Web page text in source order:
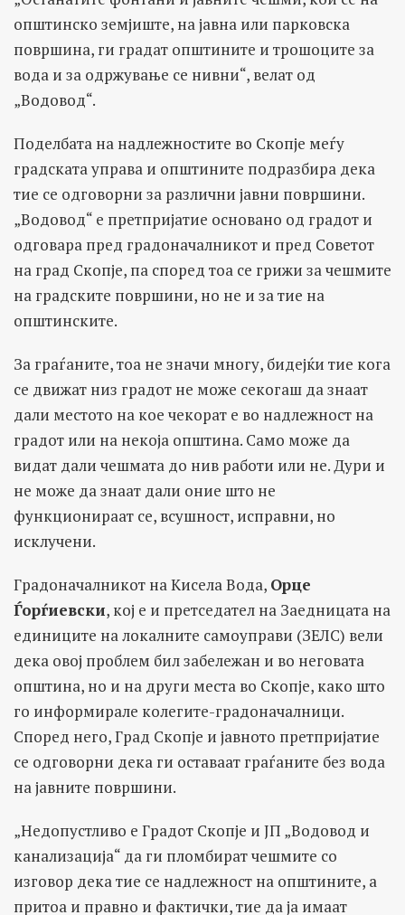
општинско земјиште, на јавна или парковска
површина, ги градат општините и трошоците за
вода и за одржување се нивни“, велат од
„Водовод“.
Поделбата на надлежностите во Скопје меѓу
градската управа и општините подразбира дека
тие се одговорни за различни јавни површини.
„Водовод“ е претпријатие основано од градот и
одговара пред градоначалникот и пред Советот
на град Скопје, па според тоа се грижи за чешмите
на градските површини, но не и за тие на
општинските.
За граѓаните, тоа не значи многу, бидејќи тие кога
се движат низ градот не може секогаш да знаат
дали местото на кое чекорат е во надлежност на
градот или на некоја општина. Само може да
видат дали чешмата до нив работи или не. Дури и
не може да знаат дали оние што не
функционираат се, всушност, исправни, но
исклучени.
Градоначалникот на Кисела Вода, Орце
Ѓорѓиевски, кој е и претседател на Заедницата на
единиците на локалните самоуправи (ЗЕЛС) вели
дека овој проблем бил забележан и во неговата
општина, но и на други места во Скопје, како што
го информирале колегите-градоначалници.
Според него, Град Скопје и јавното претпријатие
се одговорни дека ги оставаат граѓаните без вода
на јавните површини.
„Недопустливо е Градот Скопје и ЈП „Водовод и
канализација“ да ги пломбират чешмите со
изговор дека тие се надлежност на општините, а
притоа и правно и фактички, тие да ја имаат